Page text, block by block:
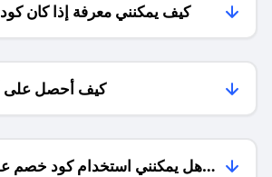
كيف يمكنني معرفة إذا كان
كيف أحصل على
هل يمكنني استخدام كود خصم